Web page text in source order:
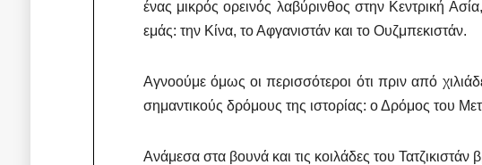
ένας μικρός ορεινός λαβύρινθος στην Κεντρική
εμάς: την Κίνα, το Αφγανιστάν και το Ουζμπεκιστάν.
Αγνοούμε όμως οι περισσότεροι ότι πριν από
σημαντικούς δρόμους της ιστορίας: ο Δρόμος του
Ανάμεσα στα βουνά και τις κοιλάδες του